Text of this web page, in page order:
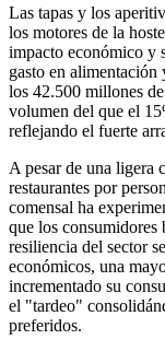
Las tapas y los
los motores de la
impacto económico y
gasto en alimentación
los 42.500 millones
volumen del que el
reflejando el fuerte
A pesar de una ligera
restaurantes por
comensal ha
que los consumidores
resiliencia del sector
económicos, una
incrementado su
el "tardeo"
preferidos.